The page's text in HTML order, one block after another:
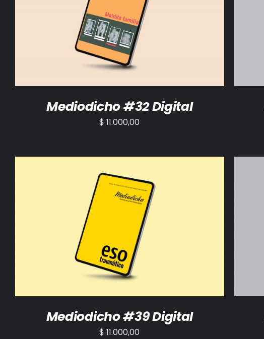
AÑADIR AL CARRITO /
Mediodicho #32 Digital
$ 11.000,00
AÑADIR AL CARRITO /
Mediodicho #39 Digital
$ 11.000,00